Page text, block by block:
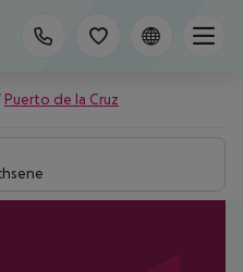
Puerto de la Cruz